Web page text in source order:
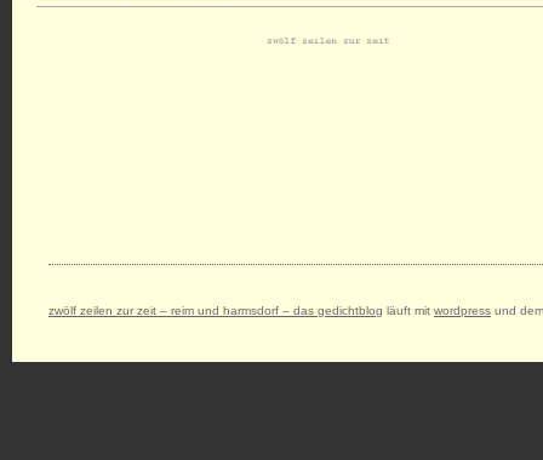
zwölf zeilen zur zeit – reim und harmsdorf – das gedichtblog läuft mit wordpress und